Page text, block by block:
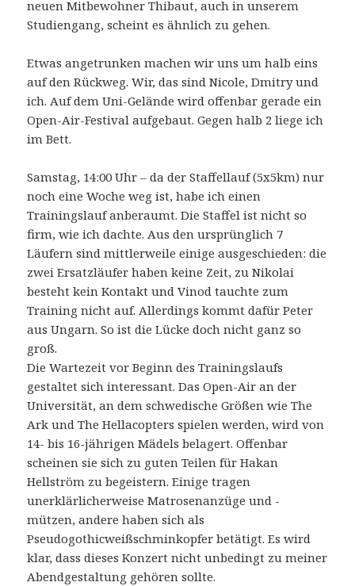
neuen Mitbewohner Thibaut, auch in unserem
Studiengang, scheint es ähnlich zu gehen.
Etwas angetrunken machen wir uns um halb eins
auf den Rückweg. Wir, das sind Nicole, Dmitry und
ich. Auf dem Uni-Gelände wird offenbar gerade ein
Open-Air-Festival aufgebaut. Gegen halb 2 liege ich
im Bett.
Samstag, 14:00 Uhr – da der Staffellauf (5x5km) nur
noch eine Woche weg ist, habe ich einen
Trainingslauf anberaumt. Die Staffel ist nicht so
firm, wie ich dachte. Aus den ursprünglich 7
Läufern sind mittlerweile einige ausgeschieden: die
zwei Ersatzläufer haben keine Zeit, zu Nikolai
besteht kein Kontakt und Vinod tauchte zum
Training nicht auf. Allerdings kommt dafür Peter
aus Ungarn. So ist die Lücke doch nicht ganz so
groß.
Die Wartezeit vor Beginn des Trainingslaufs
gestaltet sich interessant. Das Open-Air an der
Universität, an dem schwedische Größen wie The
Ark und The Hellacopters spielen werden, wird von
14- bis 16-jährigen Mädels belagert. Offenbar
scheinen sie sich zu guten Teilen für Hakan
Hellström zu begeistern. Einige tragen
unerklärlicherweise Matrosenanzüge und -
mützen, andere haben sich als
Pseudogothicweißschminkopfer betätigt. Es wird
klar, dass dieses Konzert nicht unbedingt zu meiner
Abendgestaltung gehören sollte.